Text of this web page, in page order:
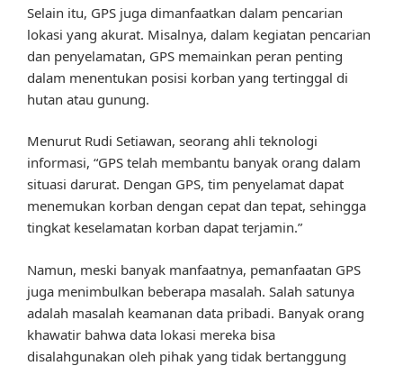
Selain itu, GPS juga dimanfaatkan dalam pencarian
lokasi yang akurat. Misalnya, dalam kegiatan pencarian
dan penyelamatan, GPS memainkan peran penting
dalam menentukan posisi korban yang tertinggal di
hutan atau gunung.
Menurut Rudi Setiawan, seorang ahli teknologi
informasi, “GPS telah membantu banyak orang dalam
situasi darurat. Dengan GPS, tim penyelamat dapat
menemukan korban dengan cepat dan tepat, sehingga
tingkat keselamatan korban dapat terjamin.”
Namun, meski banyak manfaatnya, pemanfaatan GPS
juga menimbulkan beberapa masalah. Salah satunya
adalah masalah keamanan data pribadi. Banyak orang
khawatir bahwa data lokasi mereka bisa
disalahgunakan oleh pihak yang tidak bertanggung